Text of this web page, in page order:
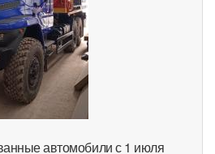
автомобили с 1 июля